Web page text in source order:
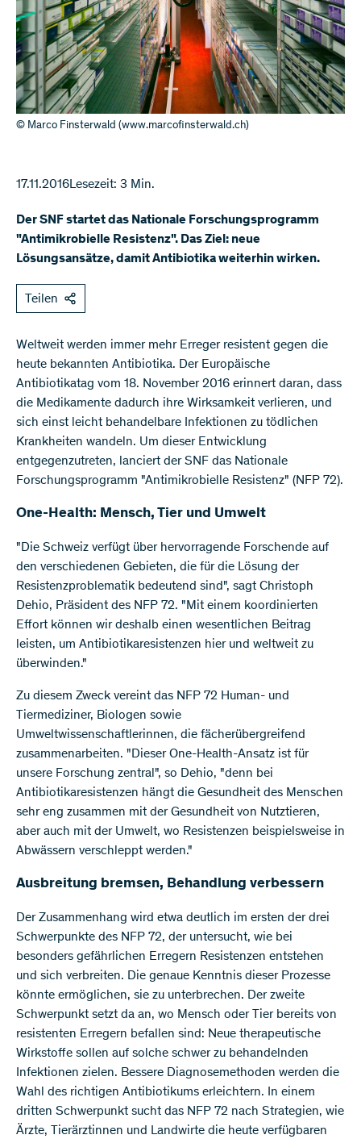
© Marco Finsterwald (www.marcofinsterwald.ch)
17.11.2016Lesezeit: 3 Min.
Der SNF startet das Nationale Forschungsprogramm
"Antimikrobielle Resistenz". Das Ziel: neue
Lösungsansätze, damit Antibiotika weiterhin wirken.
Teilen
Weltweit werden immer mehr Erreger resistent gegen die
heute bekannten Antibiotika. Der Europäische
Antibiotikatag vom 18. November 2016 erinnert daran, dass
die Medikamente dadurch ihre Wirksamkeit verlieren, und
sich einst leicht behandelbare Infektionen zu tödlichen
Krankheiten wandeln. Um dieser Entwicklung
entgegenzutreten, lanciert der SNF das Nationale
Forschungsprogramm "Antimikrobielle Resistenz" (NFP 72).
One-Health: Mensch, Tier und Umwelt
"Die Schweiz verfügt über hervorragende Forschende auf
den verschiedenen Gebieten, die für die Lösung der
Resistenzproblematik bedeutend sind", sagt Christoph
Dehio, Präsident des NFP 72. "Mit einem koordinierten
Effort können wir deshalb einen wesentlichen Beitrag
leisten, um Antibiotikaresistenzen hier und weltweit zu
überwinden."
Zu diesem Zweck vereint das NFP 72 Human- und
Tiermediziner, Biologen sowie
Umweltwissenschaftlerinnen, die fächerübergreifend
zusammenarbeiten. "Dieser One-Health-Ansatz ist für
unsere Forschung zentral", so Dehio, "denn bei
Antibiotikaresistenzen hängt die Gesundheit des Menschen
sehr eng zusammen mit der Gesundheit von Nutztieren,
aber auch mit der Umwelt, wo Resistenzen beispielsweise in
Abwässern verschleppt werden."
Ausbreitung bremsen, Behandlung verbessern
Der Zusammenhang wird etwa deutlich im ersten der drei
Schwerpunkte des NFP 72, der untersucht, wie bei
besonders gefährlichen Erregern Resistenzen entstehen
und sich verbreiten. Die genaue Kenntnis dieser Prozesse
könnte ermöglichen, sie zu unterbrechen. Der zweite
Schwerpunkt setzt da an, wo Mensch oder Tier bereits von
resistenten Erregern befallen sind: Neue therapeutische
Wirkstoffe sollen auf solche schwer zu behandelnden
Infektionen zielen. Bessere Diagnosemethoden werden die
Wahl des richtigen Antibiotikums erleichtern. In einem
dritten Schwerpunkt sucht das NFP 72 nach Strategien, wie
Ärzte, Tierärztinnen und Landwirte die heute verfügbaren